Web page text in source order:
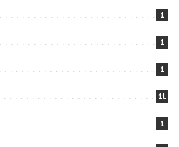
1
1
1
11
1